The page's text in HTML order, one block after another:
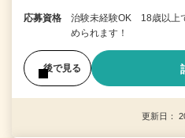
応募資格
治験未経験OK 18歳以上
められます！
後で見る
更新日：